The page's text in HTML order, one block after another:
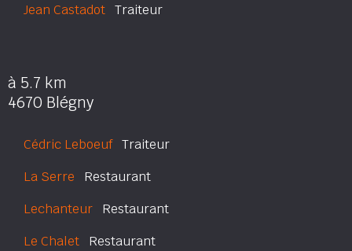
Jean Castadot Traiteur
à 5.7 km
4670 Blégny
Cédric LeboeufTraiteur
La Serre Restaurant
Lechanteur Restaurant
Le Chalet Restaurant